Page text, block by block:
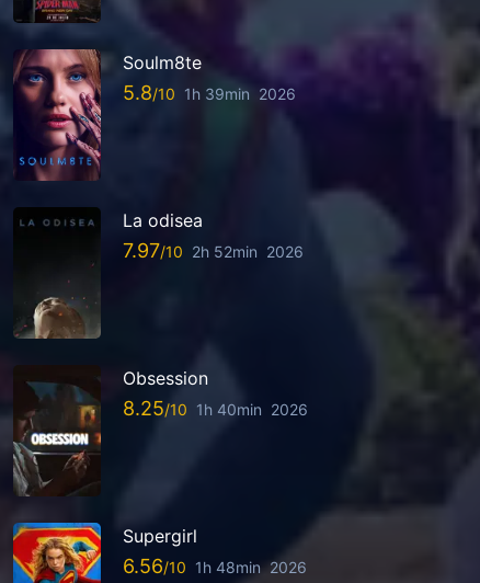
Soulm8te
5.8 1h 39min 2026
La odisea
7.97 2h 52min 2026
Obsession
8.25 1h 40min 2026
Supergirl
6.56 1h 48min 2026